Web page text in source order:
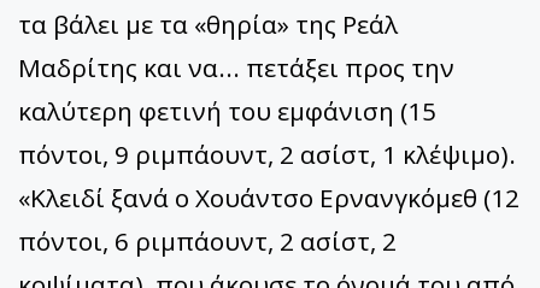
τα βάλει με τα «θηρία» της Ρεάλ
Μαδρίτης και να... πετάξει προς την
καλύτερη φετινή του εμφάνιση (15
πόντοι, 9 ριμπάουντ, 2 ασίστ, 1 κλέψιμο).
«Κλειδί ξανά ο Χουάντσο Ερνανγκόμεθ (12
πόντοι, 6 ριμπάουντ, 2 ασίστ, 2